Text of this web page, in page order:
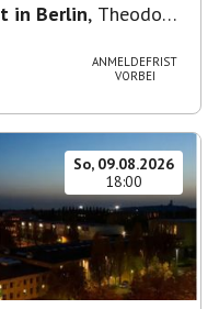
in Berlin, Theodor-
ANMELDEFRIST
VORBEI
So, 09.08.2026
18:00